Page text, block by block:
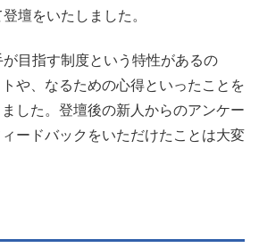
壇をいたしました。
目指す制度という特性があるの
や、なるための心得といったことを
した。登壇後の新人からのアンケー
ードバックをいただけたことは大変